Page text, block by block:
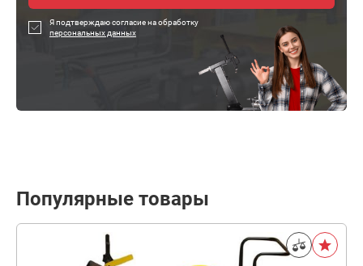
Я подтверждаю согласие на обработку
персональных данных
Популярные товары